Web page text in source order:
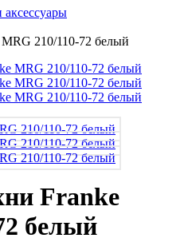
210/110-72 белый
Franke
белый